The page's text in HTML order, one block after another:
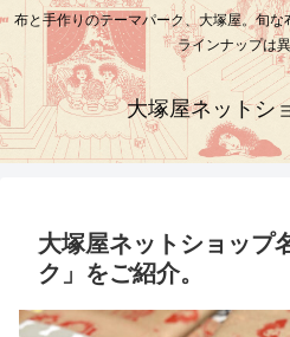
布と手作りのテーマパーク、大塚屋。旬
ラインナップは
大塚屋ネットシ
大塚屋ネットショップ
ク」をご紹介。